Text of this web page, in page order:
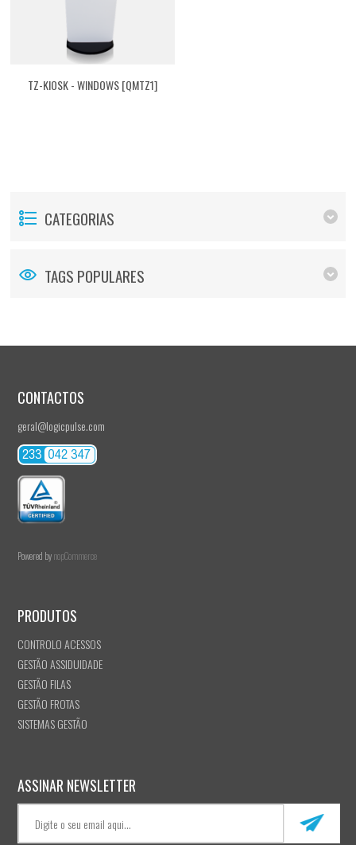
TZ-KIOSK - WINDOWS [QMTZ1]
CATEGORIAS
TAGS POPULARES
CONTACTOS
geral@logicpulse.com
Powered bynopCommerce
PRODUTOS
CONTROLO ACESSOS
GESTÃO ASSIDUIDADE
GESTÃO FILAS
GESTÃO FROTAS
SISTEMAS GESTÃO
ASSINAR NEWSLETTER